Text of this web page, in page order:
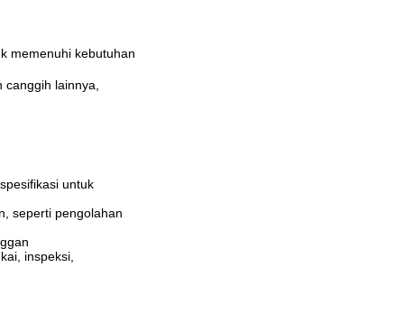
memenuhi kebutuhan
lainnya,
untuk
seperti pengolahan
inspeksi,